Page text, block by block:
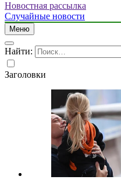
Новостная рассылка
Случайные новости
Меню
Найти:
Заголовки